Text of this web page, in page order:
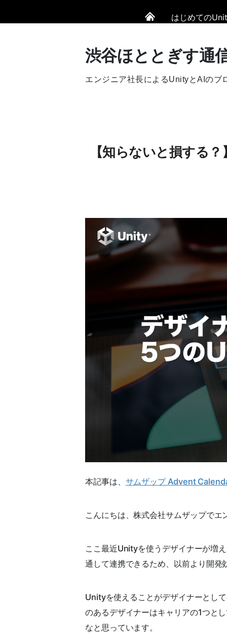
はじめての
渋谷ほととぎす通
エンジニア社長によるUnityとAIのブ
【知らないと損する
本記事は、 サムザップ Advent
こんにちは、株式会社サムザップで
ここ最近Unityを使うデザイナーが増
通して連携できるため、以前より開発
Unityを使えることがデザイナーとし
のあるデザイナーはキャリアの1つと
なと思っています。